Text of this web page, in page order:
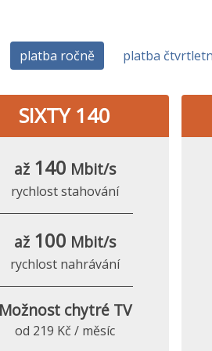
platba ročně platba
SIXTY 140
až 140 Mbit/s
rychlost stahování
až 100 Mbit/s
rychlost nahrávání
chytré TV
od 219 Kč / měsíc